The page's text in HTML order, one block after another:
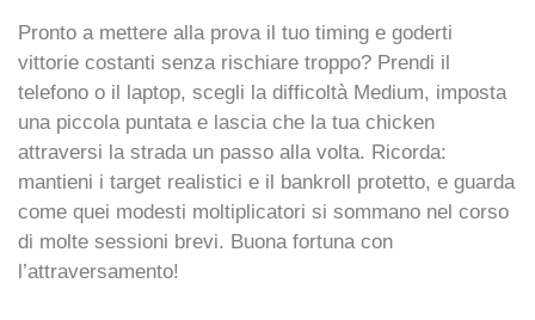
Pronto a mettere alla prova il tuo timing e goderti
vittorie costanti senza rischiare troppo? Prendi il
telefono o il laptop, scegli la difficoltà Medium, imposta
una piccola puntata e lascia che la tua chicken
attraversi la strada un passo alla volta. Ricorda:
mantieni i target realistici e il bankroll protetto, e guarda
come quei modesti moltiplicatori si sommano nel corso
di molte sessioni brevi. Buona fortuna con
l’attraversamento!